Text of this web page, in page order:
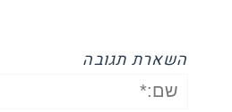
השארת תגובה
שם:*